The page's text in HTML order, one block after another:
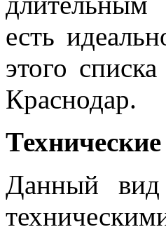
есть
этого
Краснодар.
Данный вид